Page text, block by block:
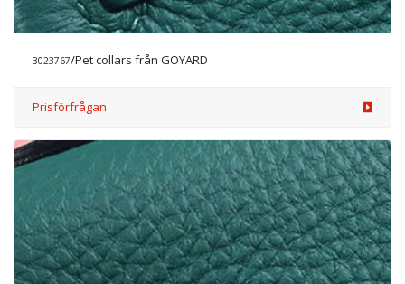
3023767/Pet collars från GOYARD
Prisförfrågan